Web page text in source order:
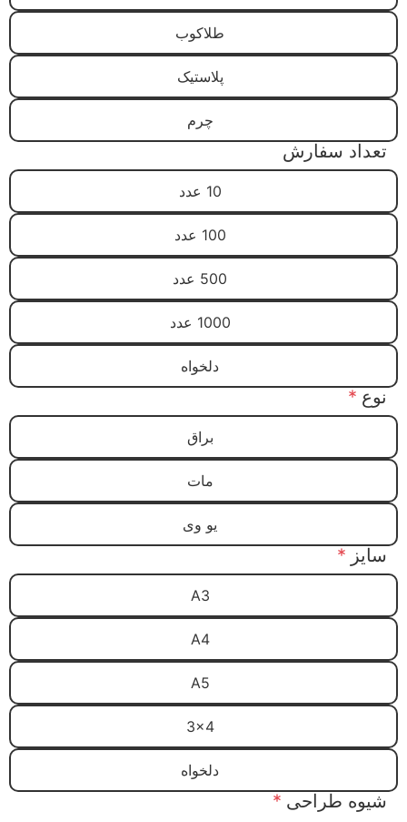
طلاکوب
پلاستیک
چرم
تعداد سفارش
10 عدد
100 عدد
500 عدد
1000 عدد
دلخواه
* نوع
براق
مات
یو وی
* سایز
A3
A4
A5
3x4
دلخواه
* شیوه طراحی